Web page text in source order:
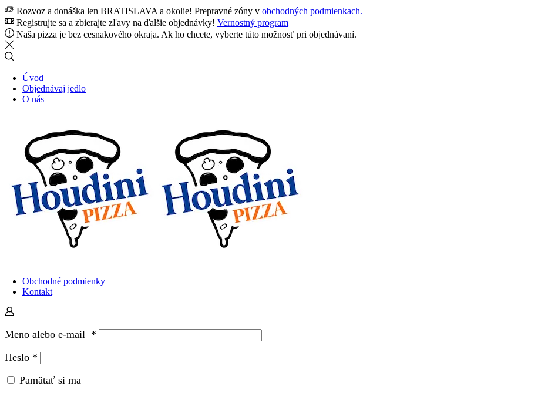
Rozvoz a donáška len BRATISLAVA a okolie! Prepravné zóny v obchodných podmienkach.
Registrujte sa a zbierajte zľavy na ďalšie objednávky! Vernostný program
Naša pizza je bez cesnakového okraja. Ak ho chcete, vyberte túto možnosť pri objednávaní.
Úvod
Objednávaj jedlo
O nás
Obchodné podmienky
Kontakt
Meno alebo e-mail *
Heslo *
Pamätať si ma